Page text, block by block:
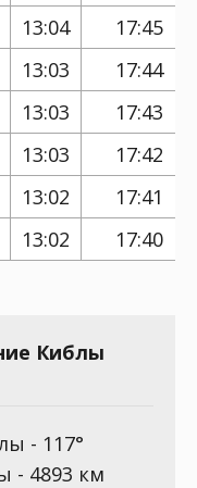
13:04
17:45
13:03
17:44
13:03
17:43
13:03
17:42
13:02
17:41
13:02 17:40
Киблы
- 117°
- 4893 км